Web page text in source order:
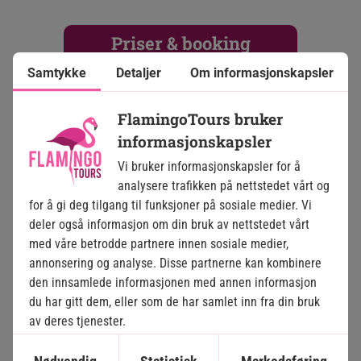
spabehandlinger i rolige omgivelser med en fantastisk
utsikt over havet.
Ønsker du at det skal skje litt mer, kan du få opp pulsen
i resortets treningsrom eller kaste deg ut i aktiviteter
som beachvolley, snorkling, dykking, sea-bob, flyboard
og parasailing.
Resortet arrangerer også forskjellige utflukter, der du
kan oppleve de flotte paradisøyene i Maldivene
fra et vannfly, dra på undervannseventyr i en ubåt eller
nyte en romantisk lunsj på en øde sandbanke. Hvis du
vil oppleve enda mer av Maldivene, kan du besøke en av
de lokale øyene og oppleve den maldiviske kulturen eller
ta en tur til hovedstaden Male og utforske de små gater
og lokale markeder. Utvalget av utflukter varierer og
Priser & booking
Rom 1:2 voksne
All inclusive 59.863 kr.
Pris pr person
Brukerinformasjon
Samtykke Detaljer Om informasjonskapsler
FlamingoTours bruker
informasjonskapsler
Vi bruker informasjonskapsler for å
analysere trafikken på nettstedet vårt og
for å gi deg tilgang til funksjoner på sosiale medier. Vi
deler også informasjon om din bruk av nettstedet vårt
med våre betrodde partnere innen sosiale medier,
annonsering og analyse. Disse partnerne kan kombinere
den innsamlede informasjonen med annen informasjon
du har gitt dem, eller som de har samlet inn fra din bruk
av deres tjenester.